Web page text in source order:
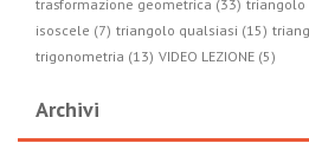
triangolo
isoscele (7) triangolo qualsiasi (15)
trigonometria (13) VIDEO LEZIONE (5)
Archivi